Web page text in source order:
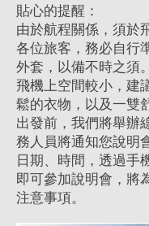
貼心的提醒：
由於航程關係，須於
各位旅客，務必自行
外套，以備不時之須。
飛機上空間較小，建
鬆的衣物，以及一雙
出發前，我們將舉辦
務人員將通知您說明
日期、時間，透過手
即可參加說明會，將
注意事項。